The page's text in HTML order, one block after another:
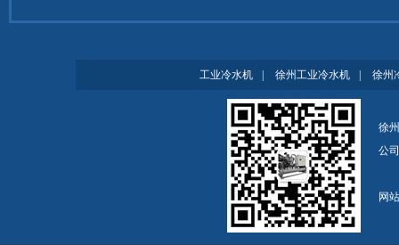
工业冷水机 徐州工业冷水机 徐州
徐
公
网